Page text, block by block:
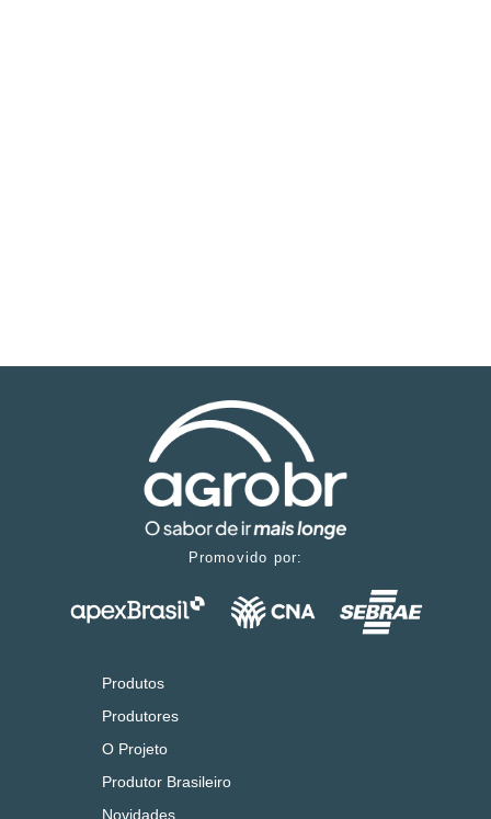
Promovido por:
Produtos
Produtores
O Projeto
Produtor Brasileiro
Novidades